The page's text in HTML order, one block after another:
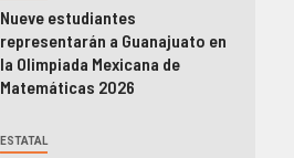
Nueve estudiantes
representarán a Guanajuato en
la Olimpiada Mexicana de
Matemáticas 2026
ESTATAL